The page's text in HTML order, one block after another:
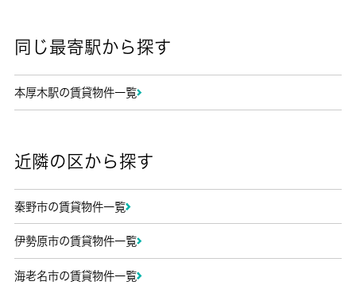
同じ最寄駅から探す
本厚木駅の賃貸物件一覧
近隣の区から探す
秦野市の賃貸物件一覧
伊勢原市の賃貸物件一覧
海老名市の賃貸物件一覧